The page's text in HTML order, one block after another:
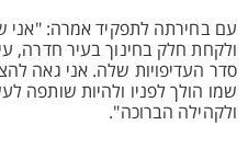
עם בחירתה לתפקיד אמרה:
ולקחת חלק בחינוך בעיר חדרה,
סדר העדיפויות שלה. אני גאה
שמו הולך לפניו ולהיות שותפה
ולקהילה הברוכה".